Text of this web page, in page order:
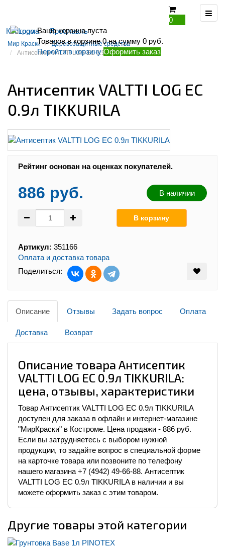
0
Ваша корзина пуста
Товаров в корзине0на сумму0 руб.
Перейти в корзинуОформить заказ
Кострома Ярославль
Мир Краски
Деревозащитные средства
Антисептик VALTTI LOG EC 0.9л TIKKURILA
Антисептик VALTTI LOG EC
0.9л TIKKURILA
Рейтинг:
Рейтинг основан на оценках покупателей.
886 руб. В наличии
Артикул: 351166
Оплата и доставка товара
Поделиться:
Описание Отзывы Задать вопрос Оплата
Доставка Возврат
Описание товара Антисептик
VALTTI LOG EC 0.9л TIKKURILA:
цена, отзывы, характеристики
Товар Антисептик VALTTI LOG EC 0.9л TIKKURILA
доступен для заказа в офлайн и интернет-магазине
"МирКраски" в Костроме. Цена продажи - 886 руб.
Если вы затрудняетесь с выбором нужной
продукции, то задайте вопрос в специальной форме
на карточке товара или позвоните по телефону
нашего магазина +7 (4942) 49-66-88. Антисептик
VALTTI LOG EC 0.9л TIKKURILA в наличии и вы
можете оформить заказ с этим товаром.
Другие товары этой категории